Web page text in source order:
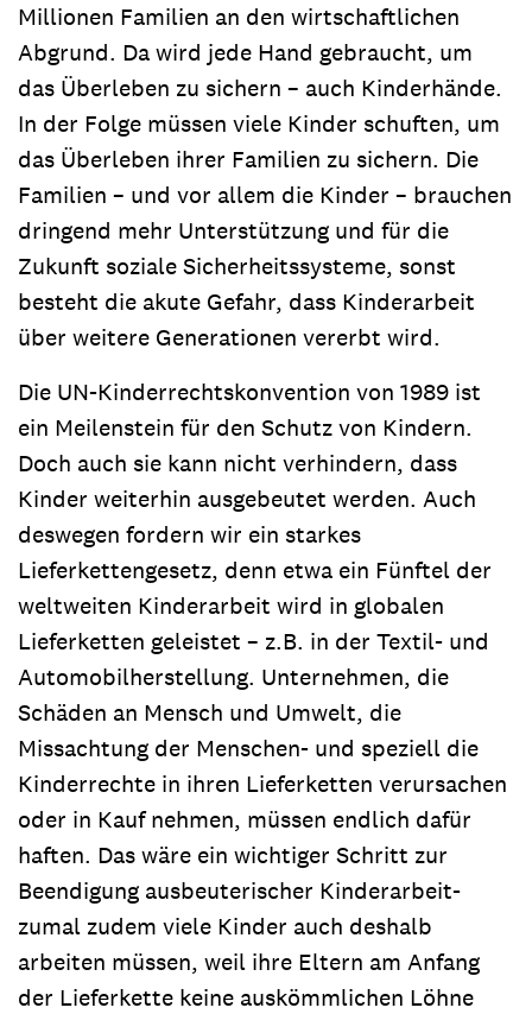
Millionen Familien an den wirtschaftlichen
Abgrund. Da wird jede Hand gebraucht, um
das Überleben zu sichern – auch Kinderhände.
In der Folge müssen viele Kinder schuften, um
das Überleben ihrer Familien zu sichern. Die
Familien – und vor allem die Kinder – brauchen
dringend mehr Unterstützung und für die
Zukunft soziale Sicherheitssysteme, sonst
besteht die akute Gefahr, dass Kinderarbeit
über weitere Generationen vererbt wird.
Die UN-Kinderrechtskonvention von 1989 ist
ein Meilenstein für den Schutz von Kindern.
Doch auch sie kann nicht verhindern, dass
Kinder weiterhin ausgebeutet werden. Auch
deswegen fordern wir ein starkes
Lieferkettengesetz, denn etwa ein Fünftel der
weltweiten Kinderarbeit wird in globalen
Lieferketten geleistet – z.B. in der Textil- und
Automobilherstellung. Unternehmen, die
Schäden an Mensch und Umwelt, die
Missachtung der Menschen- und speziell die
Kinderrechte in ihren Lieferketten verursachen
oder in Kauf nehmen, müssen endlich dafür
haften. Das wäre ein wichtiger Schritt zur
Beendigung ausbeuterischer Kinderarbeit-
zumal zudem viele Kinder auch deshalb
arbeiten müssen, weil ihre Eltern am Anfang
der Lieferkette keine auskömmlichen Löhne